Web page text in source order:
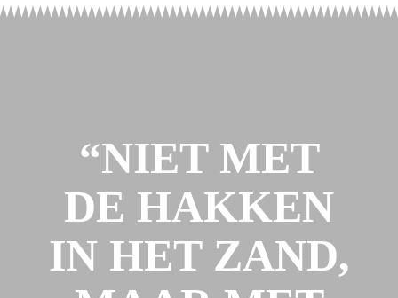
“NIET MET
DE HAKKEN
IN HET ZAND,